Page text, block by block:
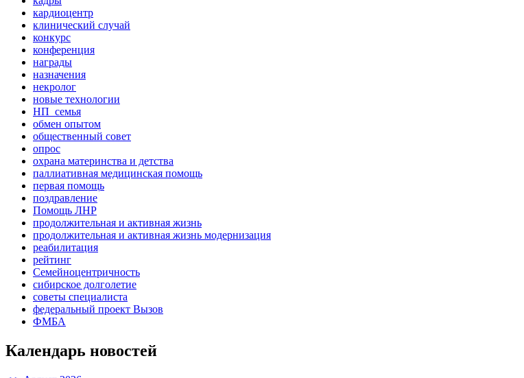
кардиоцентр
клинический случай
конкурс
конференция
награды
назначения
некролог
новые технологии
НП_семья
обмен опытом
общественный совет
опрос
охрана материнства и детства
паллиативная медицинская помощь
первая помощь
поздравление
Помощь ЛНР
продолжительная и активная жизнь
продолжительная и активная жизнь модернизация
реабилитация
рейтинг
Семейноцентричность
сибирское долголетие
советы специалиста
федеральный проект Вызов
ФМБА
Календарь новостей